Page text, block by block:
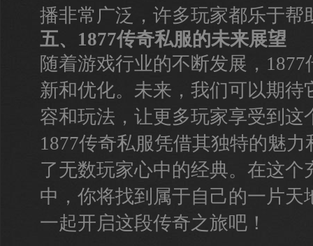
播非常广泛，许多玩家都乐于帮
五、1877传奇私服的未来展望
随着游戏行业的不断发展，
新和优化。未来，我们可以期待
容和玩法，让更多玩家享受到这
1877传奇私服凭借其独特的魅
了无数玩家心中的经典。在这个
中，你将找到属于自己的一片天
一起开启这段传奇之旅吧！